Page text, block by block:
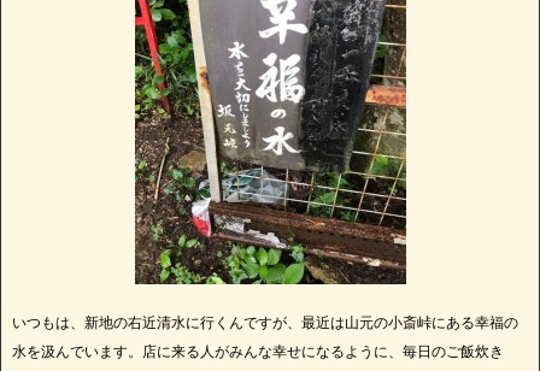
いつもは、新地の右近清水に行くんですが、最近は山元の小斎峠にある幸福の
水を汲んでいます。店に来る人がみんな幸せになるように、毎日のご飯炊き